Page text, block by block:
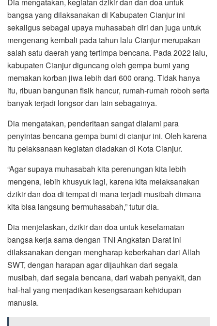
bangsa yang dilaksanakan di Kabupaten Cianjur ini
sekaligus sebagai upaya muhasabah diri dan juga untuk
mengenang kembali pada tahun lalu Cianjur merupakan
salah satu daerah yang tertimpa bencana. Pada 2022 lalu,
kabupaten Cianjur diguncang oleh gempa bumi yang
memakan korban jiwa lebih dari 600 orang. Tidak hanya
itu, ribuan bangunan fisik hancur, rumah-rumah roboh serta
banyak terjadi longsor dan lain sebagainya.
Dia mengatakan, penderitaan sangat dialami para
penyintas bencana gempa bumi di cianjur ini. Oleh karena
itu pelaksanaan kegiatan diadakan di Kota Cianjur.
“Agar supaya muhasabah kita perenungan kita lebih
mengena, lebih khusyuk lagi, karena kita melaksanakan
dzikir dan doa di tempat di mana terjadi musibah dimana
kita bisa langsung bermuhasabah,” tutur dia.
Dia menjelaskan, dzikir dan doa untuk keselamatan
bangsa kerja sama dengan TNI Angkatan Darat ini
dilaksanakan dengan mengharap keberkahan dari Allah
SWT, dengan harapan agar dijauhkan dari segala
musibah, dari segala bencana, dari wabah penyakit, dan
hal-hal yang menjadikan kesengsaraan kehidupan
manusia.